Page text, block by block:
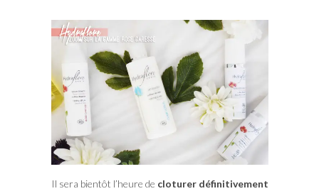
Il sera bientôt l’heure de cloturer définitivement